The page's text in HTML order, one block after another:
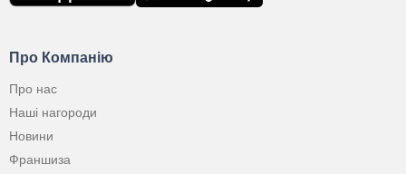
Про Компанію
Про нас
Наші нагороди
Новини
Франшиза